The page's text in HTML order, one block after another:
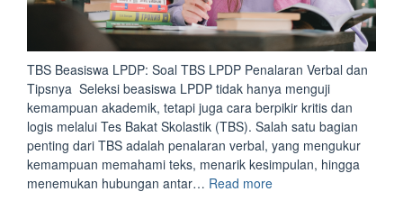
TBS Beasiswa LPDP: Soal TBS LPDP Penalaran Verbal dan
Tipsnya Seleksi beasiswa LPDP tidak hanya menguji
kemampuan akademik, tetapi juga cara berpikir kritis dan
logis melalui Tes Bakat Skolastik (TBS). Salah satu bagian
penting dari TBS adalah penalaran verbal, yang mengukur
kemampuan memahami teks, menarik kesimpulan, hingga
menemukan hubungan antar… Read more“TBS